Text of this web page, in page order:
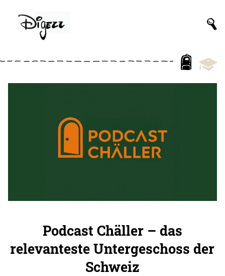
Podcast Chäller – das
relevanteste Untergeschoss der
Schweiz